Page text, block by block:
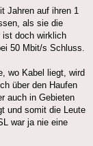
Jahren auf ihren 1
als sie die
ist doch wirklich
50 Mbit/s Schluss.
wo Kabel liegt, wird
über den Haufen
auch in Gebieten
und somit die Leute
war ja nie eine